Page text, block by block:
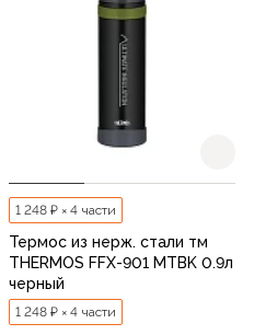
1 248 ₽ × 4 части
Термос из нерж. стали тм
THERMOS FFX-901 MTBK 0.9л
черный
1 248 ₽ × 4 части